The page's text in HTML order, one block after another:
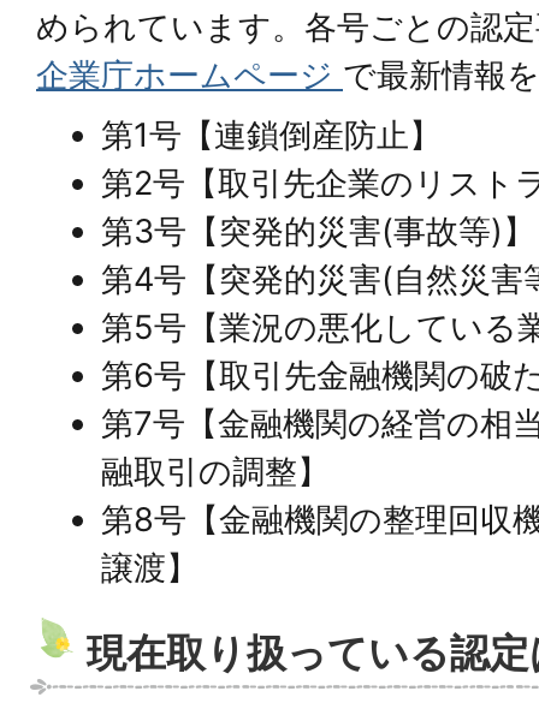
められています。各号ごとの認
企業庁ホームページ で最新情報
第1号【連鎖倒産防止】
第2号【取引先企業のリスト
第3号【突発的災害(事故等)】
第4号【突発的災害(自然災害
第5号【業況の悪化している
第6号【取引先金融機関の破
第7号【金融機関の経営の相
融取引の調整】
第8号【金融機関の整理回収
譲渡】
現在取り扱っている認